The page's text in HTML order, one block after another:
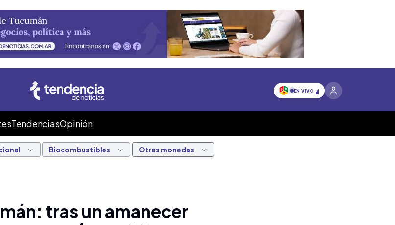
EN VIVO
TendenciasOpinión
Biocombustibles Otras monedas
tras un amanecer